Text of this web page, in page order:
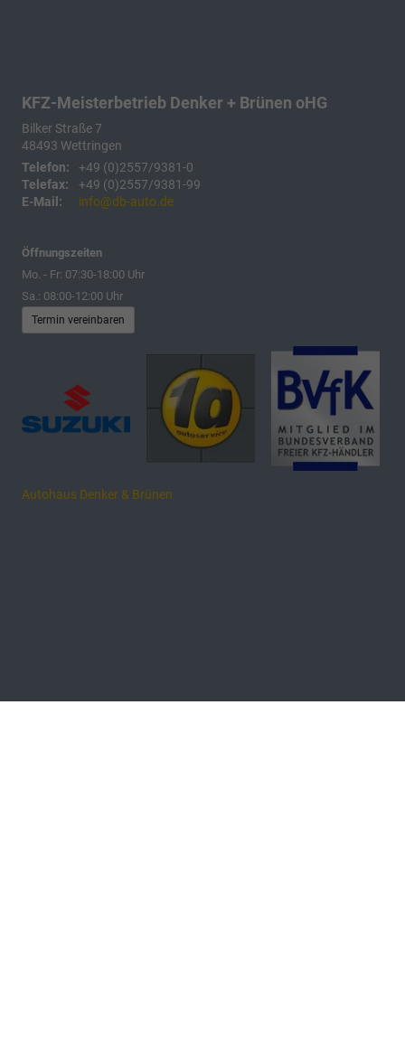
KFZ-Meisterbetrieb Denker + Brünen oHG
Bilker Straße 7
48493 Wettringen
Telefon:
+49 (0)2557/9381-0
Telefax:
+49 (0)2557/9381-99
E-Mail:
info@db-auto.de
Öffnungszeiten
Mo. - Fr: 07:30-18:00 Uhr
Sa.: 08:00-12:00 Uhr
Termin vereinbaren
Autohaus Denker & Brünen